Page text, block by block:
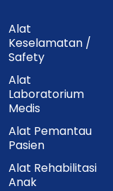
Alat
Keselamatan /
Safety
Alat
Laboratorium
Medis
Alat Pemantau
Pasien
Alat Rehabilitasi
Anak